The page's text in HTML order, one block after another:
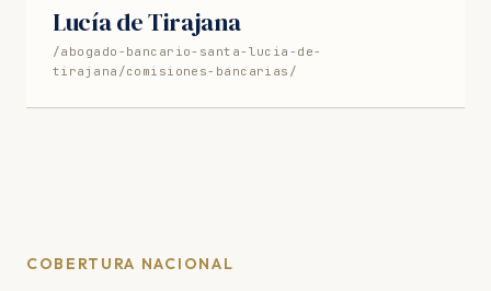
Lucía de Tirajana
/abogado-bancario-santa-lucia-de-
tirajana/comisiones-bancarias/
COBERTURA NACIONAL